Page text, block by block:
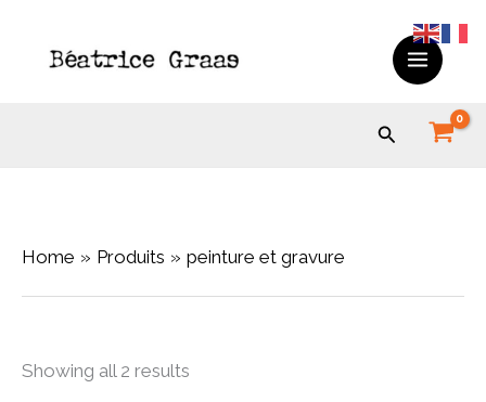
Search
Home Produits peinture et gravure
Showing all 2 results